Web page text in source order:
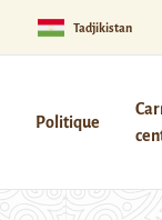
Tadjikistan
Politique